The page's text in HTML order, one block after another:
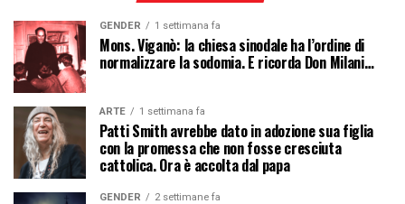
GENDER 1 settimana fa
Mons. Viganò: la chiesa sinodale ha l’ordine di
normalizzare la sodomia. E ricorda Don Milani…
ARTE 1 settimana fa
Patti Smith avrebbe dato in adozione sua figlia
con la promessa che non fosse cresciuta
cattolica. Ora è accolta dal papa
GENDER 2 settimane fa